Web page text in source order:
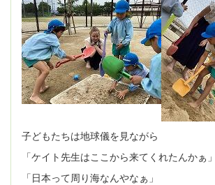
子どもたちは地球儀を見ながら
「ケイト先生はここから来てくれたんかぁ」
「日本って周り海なんやなぁ」